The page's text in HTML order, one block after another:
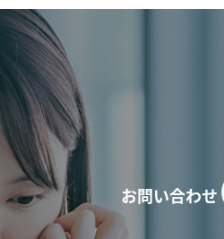
お問い合わせ